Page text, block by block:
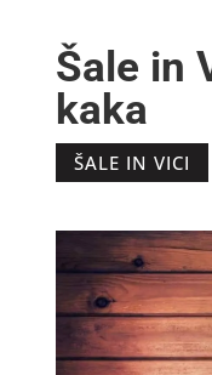
Šale in
kaka
ŠALE IN VICI